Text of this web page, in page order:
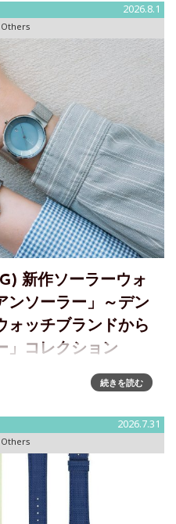
2026.8.1
Others
新作ソーラーウォ
ンソーラー」～デン
ォッチブランドから
」コレクション
なす繊細なアイスブルーをま
場A quiet and beautiful color
続きを読む
2026.7.31
Others